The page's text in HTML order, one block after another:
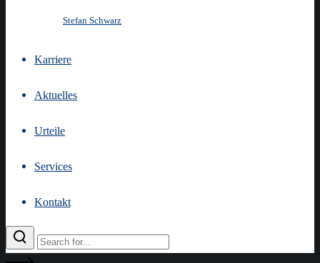
Stefan Schwarz
Karriere
Aktuelles
Urteile
Services
Kontakt